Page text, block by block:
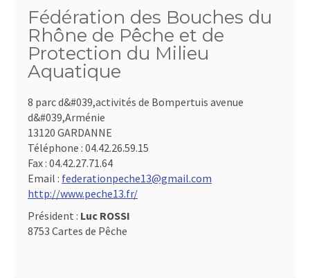
Fédération des Bouches du
Rhône de Pêche et de
Protection du Milieu
Aquatique
8 parc d&#039,activités de Bompertuis avenue
d&#039,Arménie
13120 GARDANNE
Téléphone : 04.42.26.59.15
Fax : 04.42.27.71.64
Email : federationpeche13@gmail.com
http://www.peche13.fr/
Président : Luc ROSSI
8753 Cartes de Pêche